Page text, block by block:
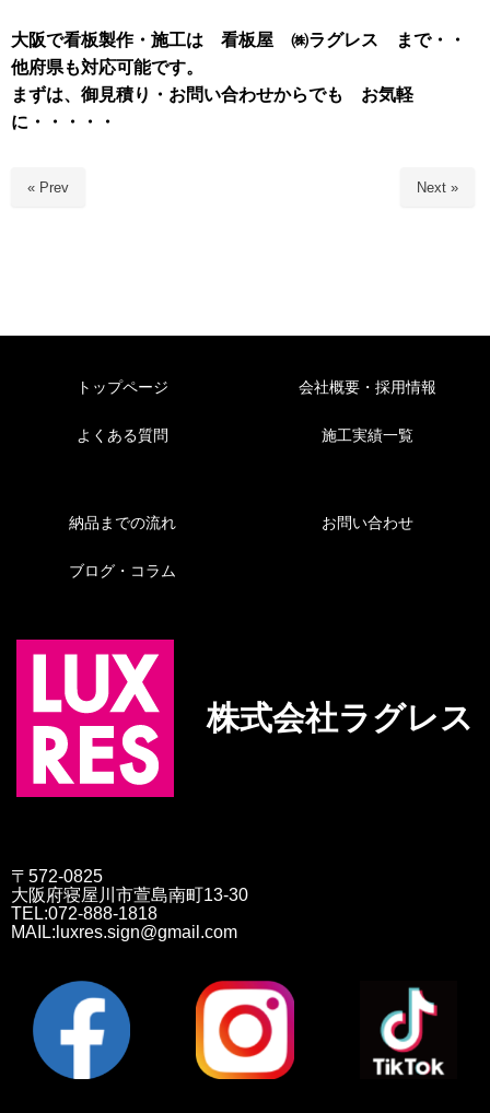
大阪で看板製作・施工は 看板屋 ㈱ラグレス まで・・
他府県も対応可能です。
まずは、御見積り・お問い合わせからでも お気軽
に・・・・・
« Prev Next »
トップページ
よくある質問
会社概要・採用情報
施工実績一覧
納品までの流れ
ブログ・コラム
お問い合わせ
株式会社ラグレス
〒572-0825
大阪府寝屋川市萱島南町13-30
TEL:072-888-1818
MAIL:luxres.sign@gmail.com